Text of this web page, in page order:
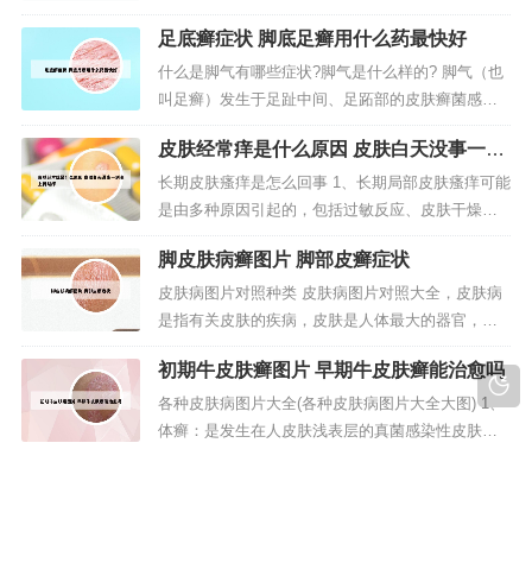
在脚上。老辈人说是“铜钱癣”想铜钱那样一快红的，
边上长有痘痘一样密集长着，痒的！用过几中民间
的药方：把效果最好的的是 把盐（我们的食用盐）
弄成粉末状，加上写菜籽油搅拌弄成糊，敷在患
处。2、病情分析： 从上...
足底癣症状 脚底足癣用什么药最快好
什么是脚气有哪些症状?脚气是什么样的? 脚气（也
叫足癣）发生于足趾中间、足跖部的皮肤癣菌感
染，有时可延及到足跟及足背，其中仅延及到足背
的叫体癣。脚气是一种由真菌感染引起来的皮肤
病，一般表现为脚趾间起水泡，脚趾间皮肤蜕皮，
也可出现足部皮肤糜烂或皮肤增厚，开裂，常常伴
随足部皮肤骚痒。临床上按照脚气的不同...
皮肤经常痒是什么原因 皮肤白天没事一到
晚上特别痒
长期皮肤瘙痒是怎么回事 1、长期局部皮肤瘙痒可能
是由多种原因引起的，包括过敏反应、皮肤干燥、
皮肤感染、神经性皮炎等。如果你长期感到局部皮
肤瘙痒，建议你前往医院就诊，以便医生能够进行
全面的检查和确诊。2、长期皮肤瘙痒也可能是某些
疾病引起的。例如干性湿疹、银屑病和荨麻疹等皮
肤疾病都可能导致皮肤长期出现瘙...
脚皮肤病癣图片 脚部皮癣症状
皮肤病图片对照种类 皮肤病图片对照大全，皮肤病
是指有关皮肤的疾病，皮肤是人体最大的器官，皮
肤病的种类有很多，大部分内脏发生的疾病也可以
在皮肤上出现一些症状，下面分享皮肤病图片对照
大全。体癣：是发生在人皮肤浅表层的真菌感染性
皮肤病，分为直接接触和间接接触传染。主要表现
初期牛皮肤癣图片 早期牛皮肤癣能治愈吗
各种皮肤病图片大全(各种皮肤病图片大全大图) 1、
体癣：是发生在人皮肤浅表层的真菌感染性皮肤